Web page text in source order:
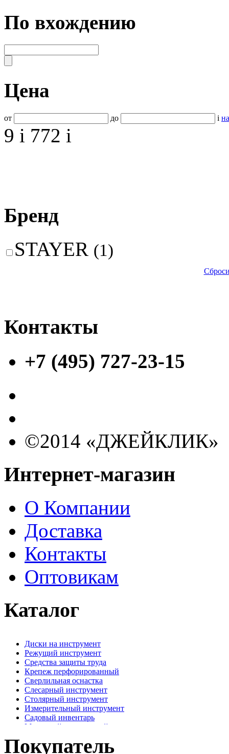
По вхождению
Цена
от до i
9 i 772 i
Бренд
STAYER (1)
Контакты
+7 (495) 727-23-15
©2014 «ДЖЕЙКЛИК»
Интернет-магазин
О Компании
Доставка
Контакты
Оптовикам
Каталог
Диски на инструмент
Режущий инструмент
Средства защиты труда
Крепеж перфорированный
Сверлильная оснастка
Слесарный инструмент
Столярный инструмент
Измерительный инструмент
Садовый инвентарь
Малярный, отделочный инструмент
Наждачная бумага
Покупатель